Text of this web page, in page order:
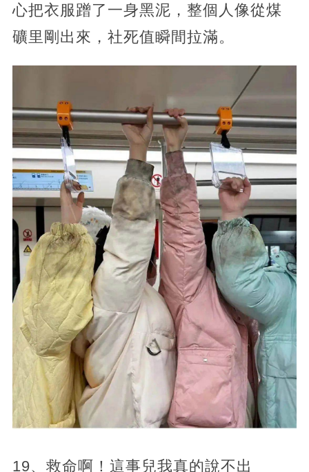
心把衣服蹭了一身黑泥，整個人像從煤
礦里剛出來，社死值瞬間拉滿。
19、救命啊！這事兒我真的說不出